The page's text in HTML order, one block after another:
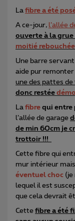
La fibre a été
A ce-jour, l’allée
ouverte à la
moitié rebouchée
Une barre
aide pur
une des pattes
donc restée
La fibre qui entre
l’allée de garage
de min 60cm je
trottoir !!!
Cette fibre qui
mur intérieur mais
éventuel choc (je
lequel il est
que cela devrait
Cette fibre a été